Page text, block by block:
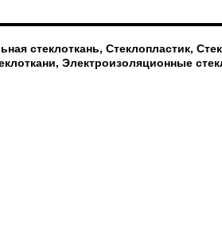
стеклоткань, Стеклопластик,
Электроизоляционные